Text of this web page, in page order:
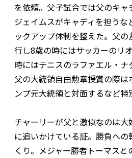
を依頼。父子試合では父のキ
ジェイムスがキャディを担う
ックアップ体制を整えた。父
行し8歳の時にはサッカーのリ
時にはテニスのラファエル・ナ
父の大統領自由勲章授賞の際は
ンプ元大統領と対面するなど特
チャーリーが父と激似なのは
に追いかけている証。勝負へ
くり。メジャー勝者トーマス